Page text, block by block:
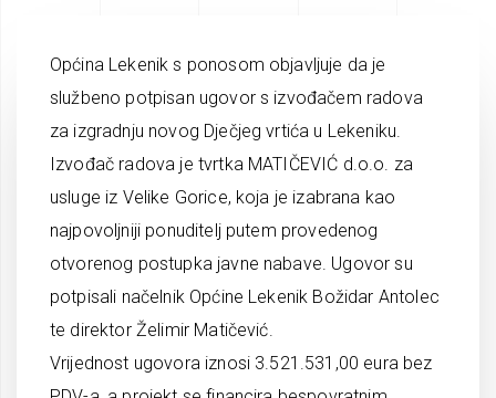
Općina Lekenik s ponosom objavljuje da je
službeno potpisan ugovor s izvođačem radova
za izgradnju novog Dječjeg vrtića u Lekeniku.
Izvođač radova je tvrtka MATIČEVIĆ d.o.o. za
usluge iz Velike Gorice, koja je izabrana kao
najpovoljniji ponuditelj putem provedenog
otvorenog postupka javne nabave. Ugovor su
potpisali načelnik Općine Lekenik Božidar Antolec
te direktor Želimir Matičević.
Vrijednost ugovora iznosi 3.521.531,00 eura bez